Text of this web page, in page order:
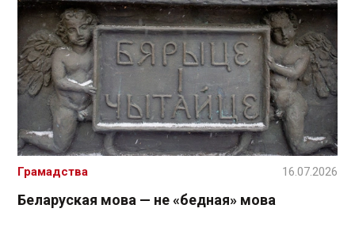
Беларуская мова — не «бедная» мова
Грамадства 16.07.2026